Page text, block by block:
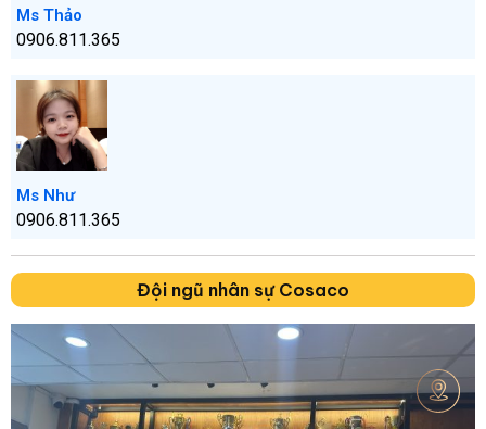
Ms Thảo
0906.811.365
Ms Như
0906.811.365
Đội ngũ nhân sự Cosaco